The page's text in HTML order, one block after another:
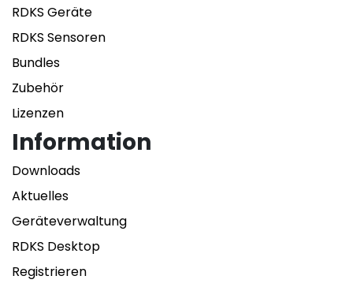
RDKS Geräte
RDKS Sensoren
Bundles
Zubehör
Lizenzen
Information
Downloads
Aktuelles
Geräteverwaltung
RDKS Desktop
Registrieren